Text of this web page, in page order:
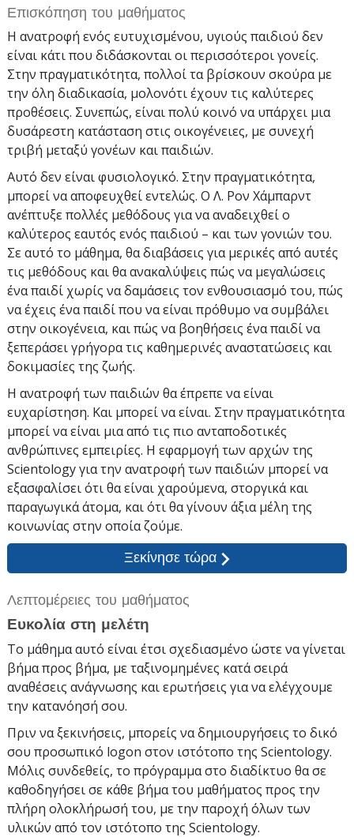
Επισκόπηση του μαθήματος
Η ανατροφή ενός ευτυχισμένου, υγιούς παιδιού δεν
είναι κάτι που διδάσκονται οι περισσότεροι γονείς.
Στην πραγματικότητα, πολλοί τα βρίσκουν σκούρα με
την όλη διαδικασία, μολονότι έχουν τις καλύτερες
προθέσεις. Συνεπώς, είναι πολύ κοινό να υπάρχει μια
δυσάρεστη κατάσταση στις οικογένειες, με συνεχή
τριβή μεταξύ γονέων και παιδιών.
Αυτό δεν είναι φυσιολογικό. Στην πραγματικότητα,
μπορεί να αποφευχθεί εντελώς. Ο Λ. Ρον Χάμπαρντ
ανέπτυξε πολλές μεθόδους για να αναδειχθεί ο
καλύτερος εαυτός ενός παιδιού – και των γονιών του.
Σε αυτό το μάθημα, θα διαβάσεις για μερικές από αυτές
τις μεθόδους και θα ανακαλύψεις πώς να μεγαλώσεις
ένα παιδί χωρίς να δαμάσεις τον ενθουσιασμό του, πώς
να έχεις ένα παιδί που να είναι πρόθυμο να συμβάλει
στην οικογένεια, και πώς να βοηθήσεις ένα παιδί να
ξεπεράσει γρήγορα τις καθημερινές αναστατώσεις και
δοκιμασίες της ζωής.
Η ανατροφή των παιδιών θα έπρεπε να είναι
ευχαρίστηση. Και μπορεί να είναι. Στην πραγματικότητα
μπορεί να είναι μια από τις πιο ανταποδοτικές
ανθρώπινες εμπειρίες. Η εφαρμογή των αρχών της
Scientology για την ανατροφή των παιδιών μπορεί να
εξασφαλίσει ότι θα είναι χαρούμενα, στοργικά και
παραγωγικά άτομα, και ότι θα γίνουν άξια μέλη της
κοινωνίας στην οποία ζούμε.
Ξεκίνησε τώρα
Λεπτομέρειες του μαθήματος
Ευκολία στη μελέτη
Το μάθημα αυτό είναι έτσι σχεδιασμένο ώστε να γίνεται
βήμα προς βήμα, με ταξινομημένες κατά σειρά
αναθέσεις ανάγνωσης και ερωτήσεις για να ελέγχουμε
την κατανόησή σου.
Πριν να ξεκινήσεις, μπορείς να δημιουργήσεις το δικό
σου προσωπικό logon στον ιστότοπο της Scientology.
Μόλις συνδεθείς, το πρόγραμμα στο διαδίκτυο θα σε
καθοδηγήσει σε κάθε βήμα του μαθήματος προς την
πλήρη ολοκλήρωσή του, με την παροχή όλων των
υλικών από τον ιστότοπο της Scientology.